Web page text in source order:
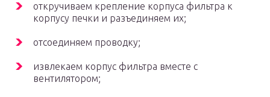
откручиваем крепление корпуса фильтра к
корпусу печки и разъединяем их;
отсоединяем проводку;
извлекаем корпус фильтра вместе с
вентилятором;